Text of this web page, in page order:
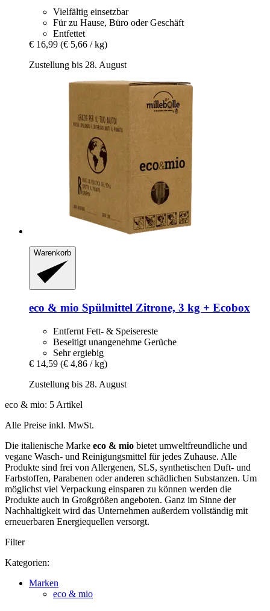
Vielfältig einsetzbar
Für zu Hause, Büro oder Geschäft
Entfettet
€ 16,99 (€ 5,66 / kg)
Zustellung bis 28. August
Warenkorb
eco & mio Spülmittel Zitrone, 3 kg + Ecobox
Entfernt Fett- & Speisereste
Beseitigt unangenehme Gerüche
Sehr ergiebig
€ 14,59 (€ 4,86 / kg)
Zustellung bis 28. August
eco & mio: 5 Artikel
Alle Preise inkl. MwSt.
Die italienische Marke eco & mio bietet umweltfreundliche und
vegane Wasch- und Reinigungsmittel für jedes Zuhause. Alle
Produkte sind frei von Allergenen, SLS, synthetischen Duft- und
Farbstoffen, Parabenen oder anderen schädlichen Substanzen. Um
möglichst viel Verpackung einsparen zu können werden die
Produkte auch in Großgrößen angeboten. Ganz im Sinne der
Nachhaltigkeit wird das Unternehmen außerdem vollständig mit
erneuerbaren Energiequellen versorgt.
Filter
Kategorien:
Marken
eco & mio